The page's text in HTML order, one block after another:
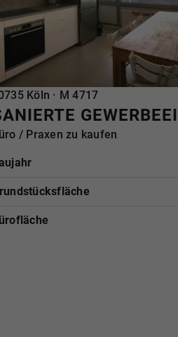
Köln · M 4717
/ Praxen zu kaufen